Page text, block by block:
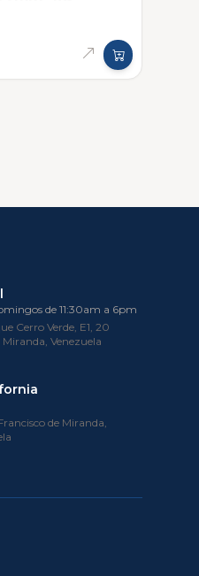
de 11:30am a 6pm
Cerro Verde, E1, 20
Venezuela
de Miranda,